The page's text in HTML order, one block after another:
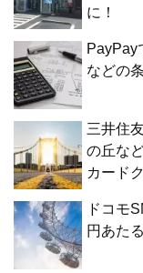
に！
PayPay
などの
三井住
の丘な
カード
ドコモ
円あた